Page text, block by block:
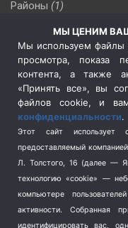
Районы (1)
(510)
Сельское хозяйство (3)
Социальная политика
Спецоперация в Украине
Спецоперация на
Спорт (740)
Терроризм (1)
Транспорт (262)
Туризм (178)
Флот (76)
МЫ ЦЕНИМ
Мы используем файлы
просмотра, показа
контента, а также
«Принять все», вы
файлов cookie, и
конфиденциальности.
Этот сайт использует
предоставляемый
Л. Толстого, 16 (далее —
технологию «cookie» —
компьютере
активности.
Собранная
идентифицировать вас,